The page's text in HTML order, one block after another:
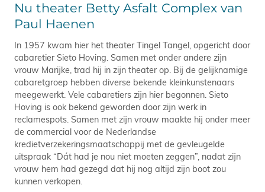
Nu theater Betty Asfalt Complex van
Paul Haenen
In 1957 kwam hier het theater Tingel Tangel, opgericht door
cabaretier Sieto Hoving. Samen met onder andere zijn
vrouw Marijke, trad hij in zijn theater op. Bij de gelijknamige
cabaretgroep hebben diverse bekende kleinkunstenaars
meegewerkt. Vele cabaretiers zijn hier begonnen. Sieto
Hoving is ook bekend geworden door zijn werk in
reclamespots. Samen met zijn vrouw maakte hij onder meer
de commercial voor de Nederlandse
kredietverzekeringsmaatschappij met de gevleugelde
uitspraak “Dát had je nou niet moeten zeggen”, nadat zijn
vrouw hem had gezegd dat hij nog altijd zijn boot zou
kunnen verkopen.